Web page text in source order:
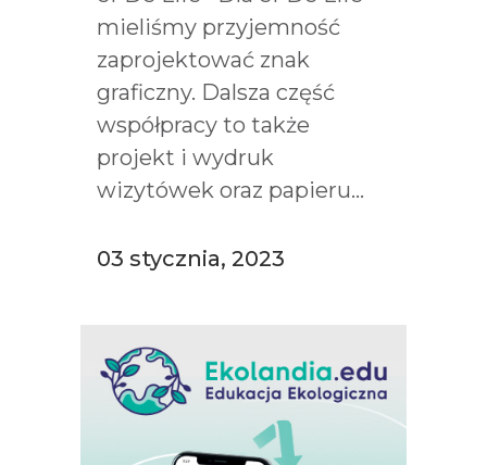
mieliśmy przyjemność
zaprojektować znak
graficzny. Dalsza część
współpracy to także
projekt i wydruk
wizytówek oraz papieru...
03 stycznia, 2023